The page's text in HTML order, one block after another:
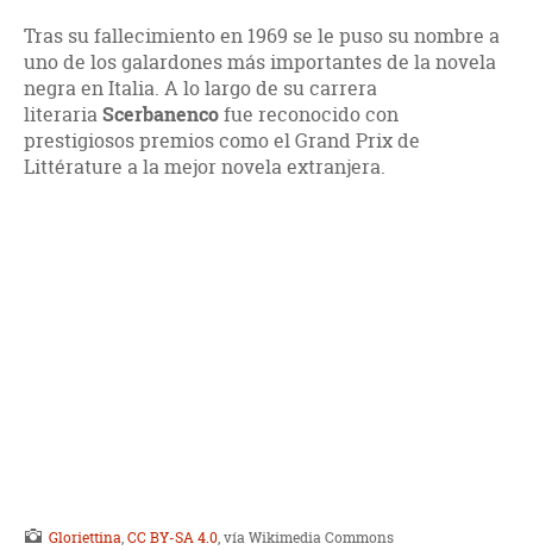
Tras su fallecimiento en 1969 se le puso su nombre a
uno de los galardones más importantes de la novela
negra en Italia. A lo largo de su carrera
literariaScerbanencofue reconocido con
prestigiosos premios como el Grand Prix de
Littérature a la mejor novela extranjera.
Gloriettina,CC BY-SA 4.0, vía Wikimedia Commons